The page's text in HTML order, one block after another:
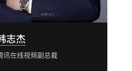
志杰
讯在线视频副总裁